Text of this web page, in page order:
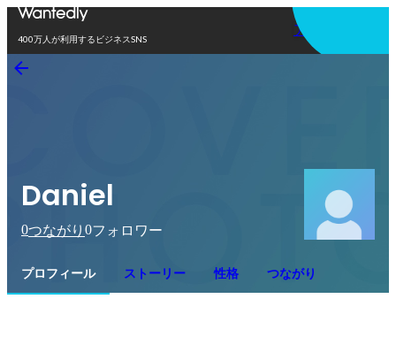
400万人が利用するビジネスSNS
アプリを使う
Daniel
0つながり 0フォロワー
プロフィール ストーリー 性格 つながり